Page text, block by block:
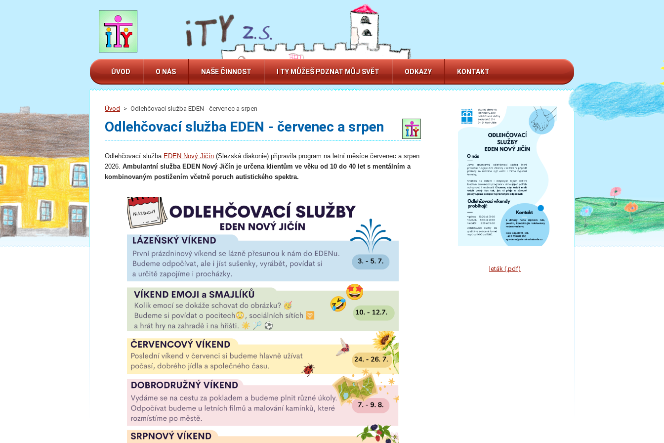
Úvod > Odlehčovací služba EDEN - červenec a srpen
Odlehčovací služba EDEN - červenec a srpen
Odlehčovací služba EDEN Nový Jičín (Slezská diakonie) připravila program na letní měsíce červenec a srpen
2026. Ambulantní služba EDEN Nový Jičín je určena klientům ve věku od 10 do 40 let s mentálním a
kombinovaným postižením včetně poruch autistického spektra.
leták (.pdf)
ÚVOD O NÁS NAŠE ČINNOST I TY MŮŽEŠ POZNAT MŮJ SVĚT ODKAZY KONTAKT